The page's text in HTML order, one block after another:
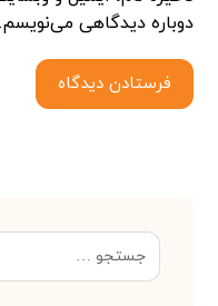
دوباره دیدگاهی می‌نویسم.
فرستادن دیدگاه